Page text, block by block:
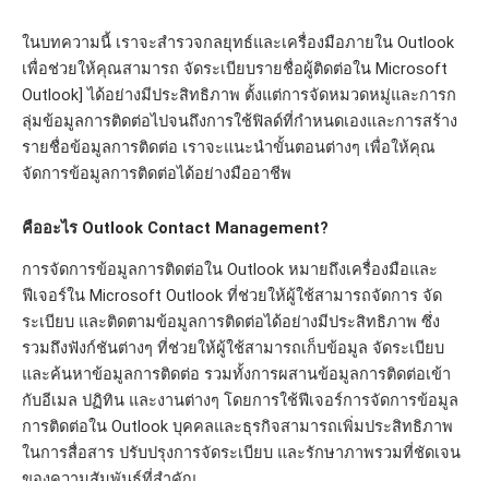
ในบทความนี้ เราจะสำรวจกลยุทธ์และเครื่องมือภายใน Outlook
เพื่อช่วยให้คุณสามารถ จัดระเบียบรายชื่อผู้ติดต่อใน Microsoft
Outlook] ได้อย่างมีประสิทธิภาพ ตั้งแต่การจัดหมวดหมู่และการก
ลุ่มข้อมูลการติดต่อไปจนถึงการใช้ฟิลด์ที่กำหนดเองและการสร้าง
รายชื่อข้อมูลการติดต่อ เราจะแนะนำขั้นตอนต่างๆ เพื่อให้คุณ
จัดการข้อมูลการติดต่อได้อย่างมืออาชีพ
คืออะไร Outlook Contact Management?
การจัดการข้อมูลการติดต่อใน Outlook หมายถึงเครื่องมือและ
ฟีเจอร์ใน Microsoft Outlook ที่ช่วยให้ผู้ใช้สามารถจัดการ จัด
ระเบียบ และติดตามข้อมูลการติดต่อได้อย่างมีประสิทธิภาพ ซึ่ง
รวมถึงฟังก์ชันต่างๆ ที่ช่วยให้ผู้ใช้สามารถเก็บข้อมูล จัดระเบียบ
และค้นหาข้อมูลการติดต่อ รวมทั้งการผสานข้อมูลการติดต่อเข้า
กับอีเมล ปฏิทิน และงานต่างๆ โดยการใช้ฟีเจอร์การจัดการข้อมูล
การติดต่อใน Outlook บุคคลและธุรกิจสามารถเพิ่มประสิทธิภาพ
ในการสื่อสาร ปรับปรุงการจัดระเบียบ และรักษาภาพรวมที่ชัดเจน